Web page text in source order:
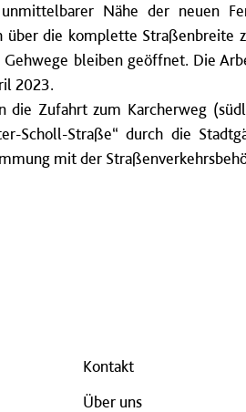
Nähe der neuen
die komplette Straßenbreite
bleiben geöffnet. Die
2023.
Zufahrt zum Karcherweg
Scholl-Straße“ durch die
mit der
Kontakt
Über uns